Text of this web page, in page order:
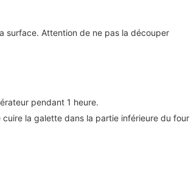
surface. Attention de ne pas la découper
pendant 1 heure.
la galette dans la partie inférieure du four